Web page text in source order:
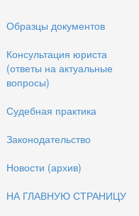
Образцы документов
Консультация юриста
(ответы на актуальные
вопросы)
Судебная практика
Законодательство
Новости (архив)
НА ГЛАВНУЮ СТРАНИЦУ